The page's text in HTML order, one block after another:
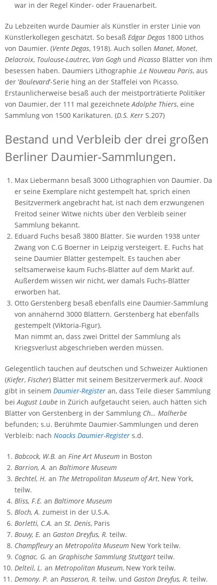
war in der Regel Kinder- oder Frauenarbeit.
Zu Lebzeiten wurde Daumier als Künstler in erster Linie von
Künstlerkollegen geschätzt. So besaß Edgar Degas 1800 Lithos
von Daumier. (Vente Degas, 1918). Auch sollen Manet, Monet,
Delacroix, Toulouse-Lautrec, Van Gogh und Picasso Blätter von ihm
besessen haben. Daumiers Lithographie ‚Le Nouveau Paris‚ aus
der ’Boulevard’-Serie hing an der Staffelei von Picasso.
Erstaunlicherweise besaß auch der meistporträtierte Politiker
von Daumier, der 111 mal gezeichneteAdolphe Thiers, eine
Sammlung von 1500 Karikaturen. (D.S. Kerr S.207)
Bestand und Verbleib der drei großen
Berliner Daumier-Sammlungen.
Max Liebermann besaß 3000 Lithographien von Daumier. Da
er seine Exemplare nicht gestempelt hat, sprich einen
Besitzvermerk angebracht hat, ist nach dem erzwungenen
Freitod seiner Witwe nichts über den Verbleib seiner
Sammlung bekannt.
Eduard Fuchs besaß 3800 Blätter. Sie wurden 1938 unter
Zwang von C.G Boerner in Leipzig versteigert. E. Fuchs hat
seine Daumier Blätter gestempelt. Es tauchen aber
seltsamerweise kaum Fuchs-Blätter auf dem Markt auf.
Außerdem wissen wir nicht, wer damals Fuchs-Blätter
erworben hat.
Otto Gerstenberg besaß ebenfalls eine Daumier-Sammlung
von annähernd 3000 Blättern. Gerstenberg hat ebenfalls
gestempelt (Viktoria-Figur).
Man nimmt an, dass zwei Drittel der Sammlung als
Kriegsverlust abgeschrieben werden müssen.
Gelegentlich tauchen auf deutschen und Schweizer Auktionen
(Kiefer, Fischer) Blätter mit seinem Besitzervermerk auf. Noack
gibt in seinem Daumier-Register an, dass Teile dieser Sammlung
beiAugust Laube in Zürich aufgetaucht seien, auch hätten sich
Blätter von Gerstenberg in der Sammlung Ch… Malherbe
befunden; s.u. Berühmte Daumier-Sammlungen und deren
Verbleib: nach Noacks Daumier-Register s.d.
Babcock, W.B. an Fine Art Museum in Boston
Barrion, A. an Baltimore Museum
Bechtel, H. an The Metropolitan Museum of Art, New York,
teilw.
Bliss, F.E. an Baltimore Museum
Bloch, A. zumeist in der U.S.A.
Borletti, C.A. an St. Denis, Paris
Bouvy, E. an Gaston Dreyfus, R. teilw.
Champfleuryan Metropolita Museum New York teilw.
Cognac. G. an Graphische Sammlung Stuttgart teilw.
Delteil, L. an Metropolitan Museum, New York teilw.
Demony. P. an Passeron, R. teilw. und Gaston Dreyfus, R. teilw.